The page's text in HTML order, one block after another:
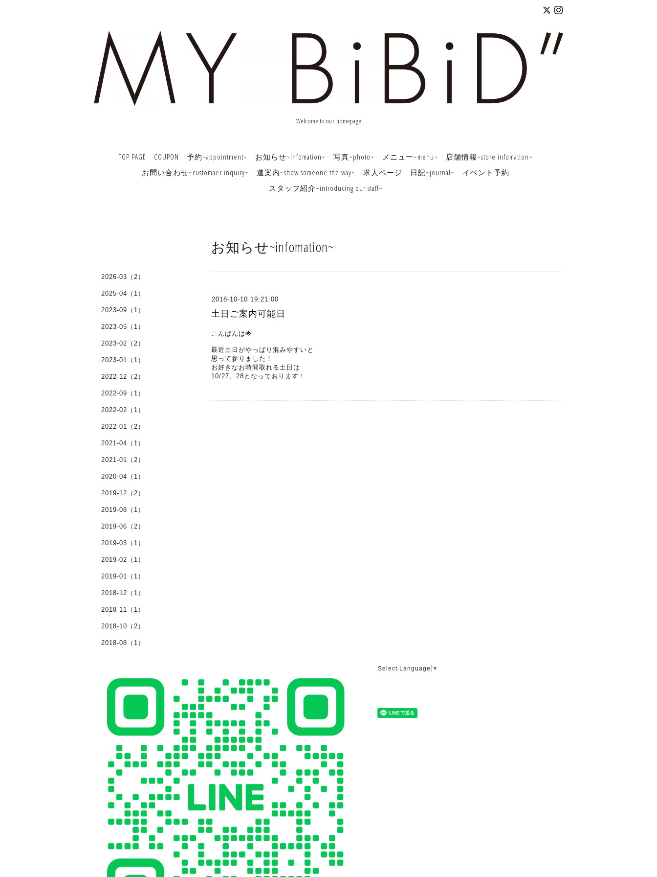
Welcome to our homepage
TOP PAGE COUPON 予約~appointment~ お知らせ~infomation~ 写真~photo~ メニュー~menu~
店舗情報~store infomation~
お問い合わせ~customaer inquiry~
道案内~show someone the way~ 求人ページ 日記~journal~
イベント予約
スタッフ紹介~introducing our staff~
お知らせ~infomation~
2018-10-10 19:21:00
土日ご案内可能日
こんばんは🌟
最近土日がやっぱり混みやすいと
思って参りました！
お好きなお時間取れる土日は
10/27、28となっております！
2026-03（2）
2025-04（1）
2023-09（1）
2023-05（1）
2023-02（2）
2023-01（1）
2022-12（2）
2022-09（1）
2022-02（1）
2022-01（2）
2021-04（1）
2021-01（2）
2020-04（1）
2019-12（2）
2019-08（1）
2019-06（2）
2019-03（1）
2019-02（1）
2019-01（1）
2018-12（1）
2018-11（1）
2018-10（2）
2018-08（1）
Select Language ▼